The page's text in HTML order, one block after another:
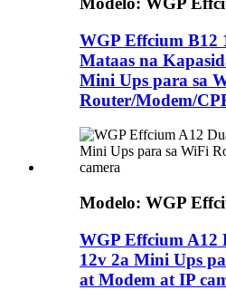
WGP Effcium B12
Mataas na
Mini Ups para sa
Router/Modem/
Modelo: WGP
WGP Effcium A12
12v 2a Mini Ups
at Modem at IP